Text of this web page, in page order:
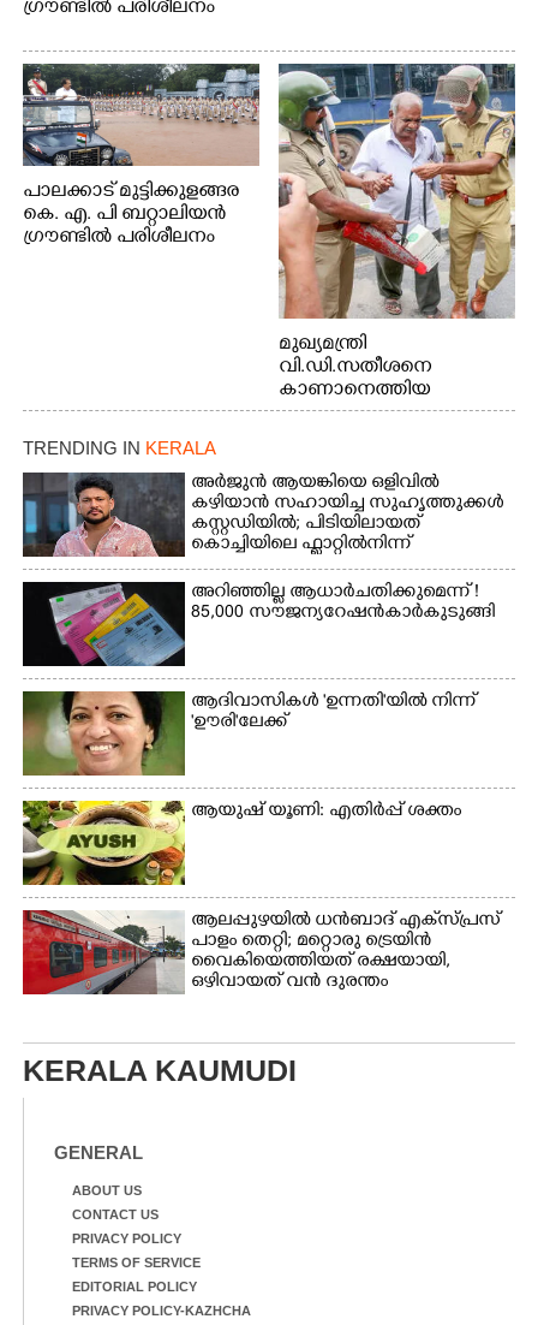
ഗ്രൗണ്ടിൽ പരിശീലനം
പാലക്കാട് മുട്ടിക്കുളങ്ങര
കെ. എ. പി ബറ്റാലിയൻ
ഗ്രൗണ്ടിൽ പരിശീലനം
മുഖ്യമന്ത്രി
വി.ഡി.സതീശനെ
കാണാനെത്തിയ
മോഹനൻ നായർ
TRENDING IN KERALA
അർജുൻ ആയങ്കിയെ ഒളിവിൽ
കഴിയാൻ സഹായിച്ച സുഹൃത്തുക്കൾ
കസ്റ്റഡിയിൽ; പിടിയിലായത്
കൊച്ചിയിലെ ഫ്ലാറ്റിൽനിന്ന്
അറിഞ്ഞില്ല ആധാർ ചതിക്കുമെന്ന് !
85,000 സൗജന്യ റേഷൻകാർ കുടുങ്ങി
ആദിവാസികൾ 'ഉന്നതി'യിൽ നിന്ന്
'ഊരി'ലേക്ക്
ആയുഷ് യൂണി: എതിർപ്പ് ശക്തം
ആലപ്പുഴയിൽ ധൻബാദ് എക്‌സ്പ്രസ്
പാളം തെറ്റി; മറ്റൊരു ട്രെയിൻ
വൈകിയെത്തിയത് രക്ഷയായി,
ഒഴിവായത് വൻ ദുരന്തം
KERALA KAUMUDI
GENERAL
ABOUT US
CONTACT US
PRIVACY POLICY
TERMS OF SERVICE
EDITORIAL POLICY
PRIVACY POLICY-KAZHCHA